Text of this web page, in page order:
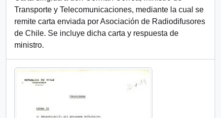
Transporte y Telecomunicaciones, mediante la cual se
remite carta enviada por Asociación de Radiodifusores
de Chile. Se incluye dicha carta y respuesta de
ministro.